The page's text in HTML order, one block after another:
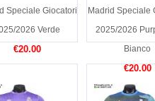
Speciale Giocatori
2026 Verde
€20.00
Madrid Speciale
2025/2026
Bianco
€20.00